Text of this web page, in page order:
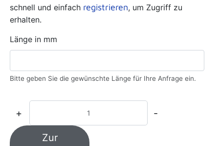
schnell und einfach registrieren, um Zugriff zu
erhalten.
Länge in mm
Bitte geben Sie die gewünschte Länge für Ihre Anfrage ein.
+ -
Zur